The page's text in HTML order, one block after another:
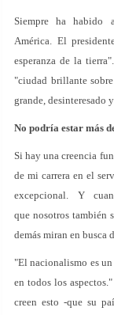
Siempre ha habido
América. El
esperanza de la
"ciudad brillante
grande, desinteresado
No podría estar más
Si hay una creencia
de mi carrera en el
excepcional. Y
que nosotros también
demás miran en busca
"El nacionalismo es
en todos los
creen esto -que su